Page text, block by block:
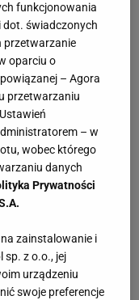
we wnętrzach,
odważnych
+ róż +
Jesteśmy
aranżacjami
Spędzanie
To
funkcjonowania
dot. świadczonych
przetwarzanie
oparciu o
– Agora
przetwarzaniu
– w
wobec którego
danych
Prywatności
zainstalowanie i
sp. z o.o., jej
urządzeniu
swoje preferencje